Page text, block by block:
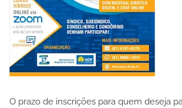
O prazo de inscrições para quem deseja